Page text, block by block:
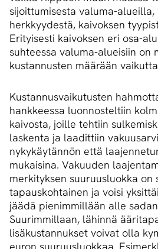
sijoittumisesta valuma-alueilla,
herkkyydestä, kaivoksen
Erityisesti kaivoksen eri osa-
suhteessa valuma-alueisiin on
kustannusten määrään
Kustannusvaikutusten
hankkeessa luonnosteltiin
kaivosta, joille tehtiin
laskenta ja laadittiin
nykykäytännön että
mukaisina. Vakuuden
merkityksen suuruusluokka on
tapauskohtainen ja voisi
jäädä pienimmillään alle
Suurimmillaan, lähinnä
lisäkustannukset voivat olla